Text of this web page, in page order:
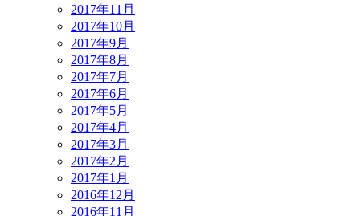
2017年11月
2017年10月
2017年9月
2017年8月
2017年7月
2017年6月
2017年5月
2017年4月
2017年3月
2017年2月
2017年1月
2016年12月
2016年11月